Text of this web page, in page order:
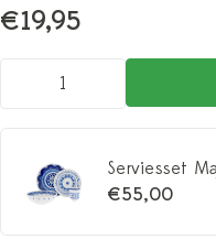
€19,95
Serviesset
€55,00